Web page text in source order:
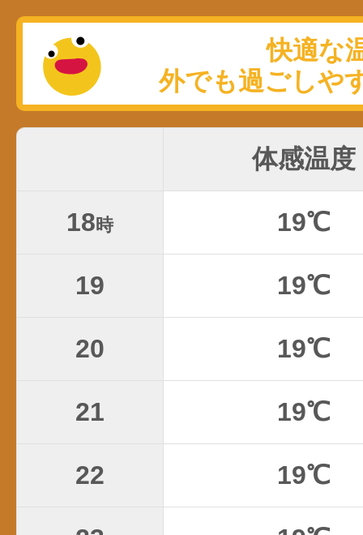
体感温度
18時 19℃
19 19℃
20 19℃
21 19℃
22 19℃